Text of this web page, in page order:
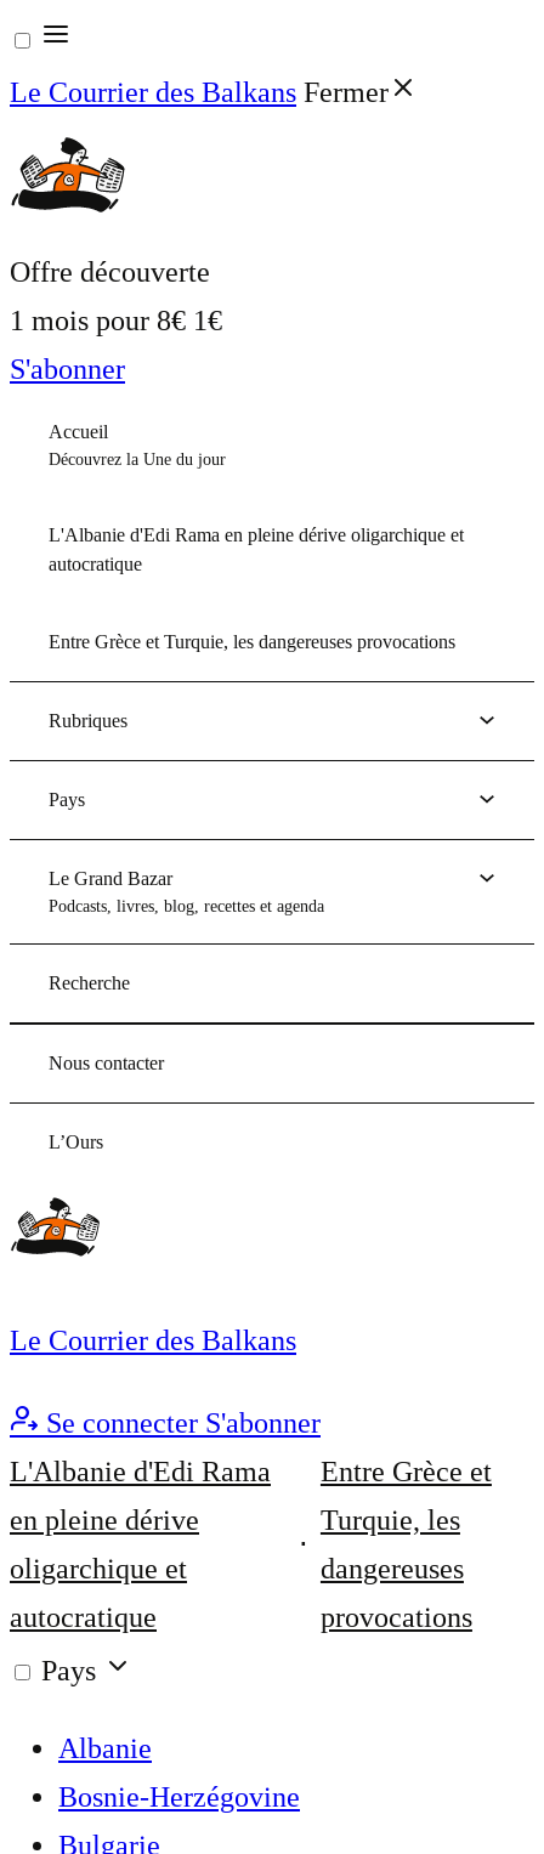
Aller
au
contenu
Le Courrier des Balkans Fermer
Offre découverte
1 mois pour 8€ 1€
S'abonner
Accueil
Découvrez la Une du jour
L'Albanie d'Edi Rama en pleine dérive oligarchique et
autocratique
Entre Grèce et Turquie, les dangereuses provocations
Rubriques
Pays
Le Grand Bazar
Podcasts, livres, blog, recettes et agenda
Recherche
Nous contacter
L’Ours
Le Courrier des Balkans
Se connecter S'abonner
L'Albanie d'Edi Rama
en pleine dérive
oligarchique et
autocratique
Entre Grèce et
Turquie, les
dangereuses
provocations
Pays
Albanie
Bosnie-Herzégovine
Bulgarie